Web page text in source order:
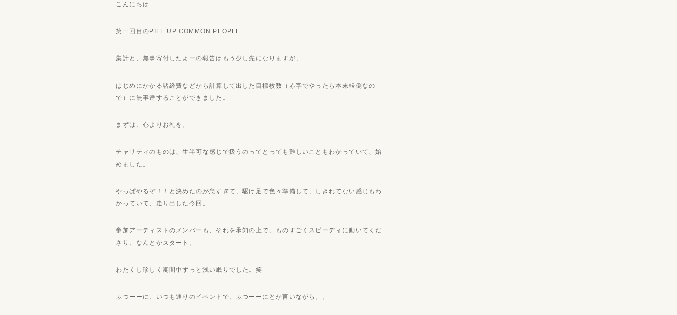
こんにちは
第一回目のPILE UP COMMON PEOPLE
集計と、無事寄付したよーの報告はもう少し先になりますが、
はじめにかかる諸経費などから計算して出した目標枚数（赤字でやったら本末転倒なの
で）に無事達することができました。
まずは、心よりお礼を。
チャリティのものは、生半可な感じで扱うのってとっても難しいこともわかっていて、始
めました。
やっぱやるぞ！！と決めたのが急すぎて、駆け足で色々準備して、しきれてない感じもわ
かっていて、走り出した今回。
参加アーティストのメンバーも、それを承知の上で、ものすごくスピーディに動いてくだ
さり、なんとかスタート。
わたくし珍しく期間中ずっと浅い眠りでした。笑
ふつーーに、いつも通りのイベントで、ふつーーにとか言いながら。。